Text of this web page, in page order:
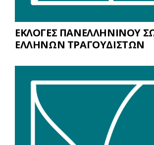
ΕΚΛΟΓΕΣ ΠΑΝΕΛΛΗΝΙΝΟΥ
ΕΛΛΗΝΩΝ ΤΡΑΓΟΥΔΙΣΤΩΝ